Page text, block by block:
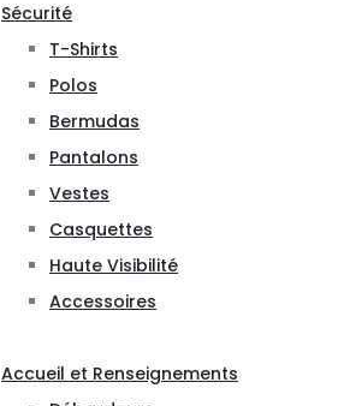
Sécurité
T-Shirts
Polos
Bermudas
Pantalons
Vestes
Casquettes
Haute Visibilité
Accessoires
Accueil et Renseignements